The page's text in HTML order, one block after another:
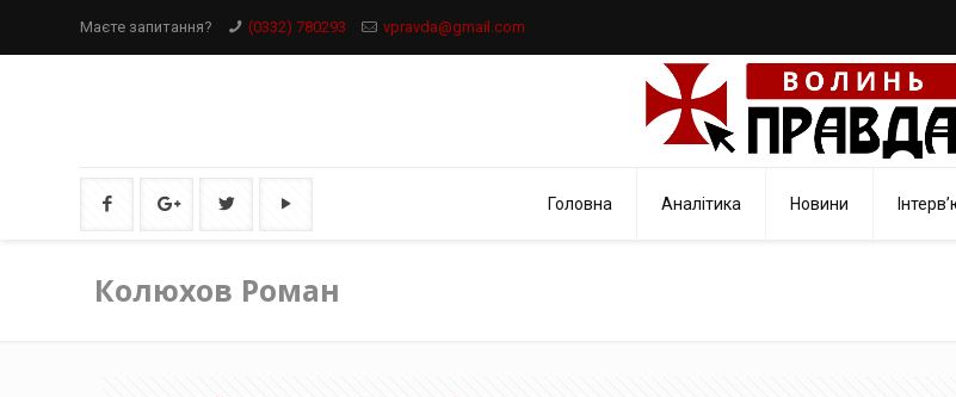
Маєте запитання? (0332) 780293 vpravda@gmail.com
Головна Аналітика Новини
Колюхов Роман